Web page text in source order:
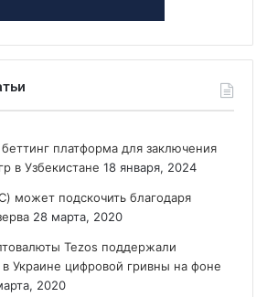
платформа для заключения
в Узбекистане 18 января, 2024
может подскочить благодаря
28 марта, 2020
Tezos поддержали
Украине цифровой гривны на фоне
2020